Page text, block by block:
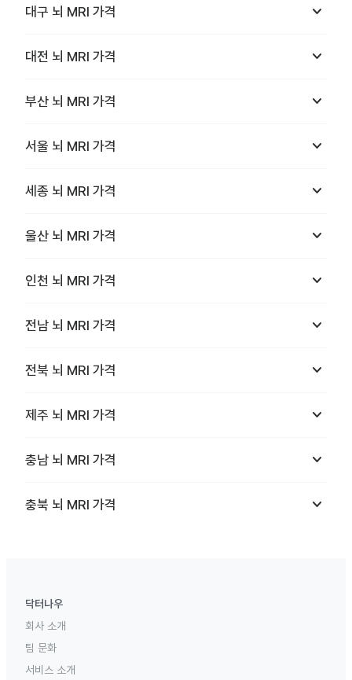
대구 뇌 MRI 가격 keyboard_arrow_down
대전 뇌 MRI 가격 keyboard_arrow_down
부산 뇌 MRI 가격 keyboard_arrow_down
서울 뇌 MRI 가격 keyboard_arrow_down
세종 뇌 MRI 가격 keyboard_arrow_down
울산 뇌 MRI 가격 keyboard_arrow_down
인천 뇌 MRI 가격 keyboard_arrow_down
전남 뇌 MRI 가격 keyboard_arrow_down
전북 뇌 MRI 가격 keyboard_arrow_down
제주 뇌 MRI 가격 keyboard_arrow_down
충남 뇌 MRI 가격 keyboard_arrow_down
충북 뇌 MRI 가격 keyboard_arrow_down
닥터나우
회사 소개
팀 문화
서비스 소개